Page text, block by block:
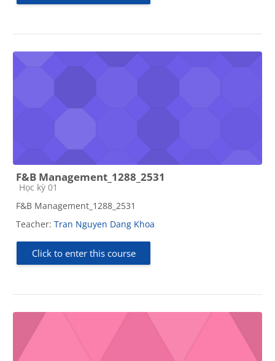
F&B Management_1288_2531
Course category
Học kỳ 01
F&B Management_1288_2531
Teacher: Tran Nguyen Dang Khoa
Click to enter this course